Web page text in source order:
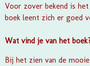
Voor zover bekend is
boek leent zich er goed
Wat vind je van het
Bij het zien van de